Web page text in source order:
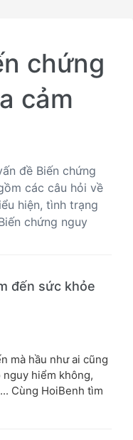
chứng
cảm
đề Biến chứng
các câu hỏi về
hiện, tình trạng
chứng nguy
đến sức khỏe
mà hầu như ai cũng
nguy hiểm không,
Cùng HoiBenh tìm